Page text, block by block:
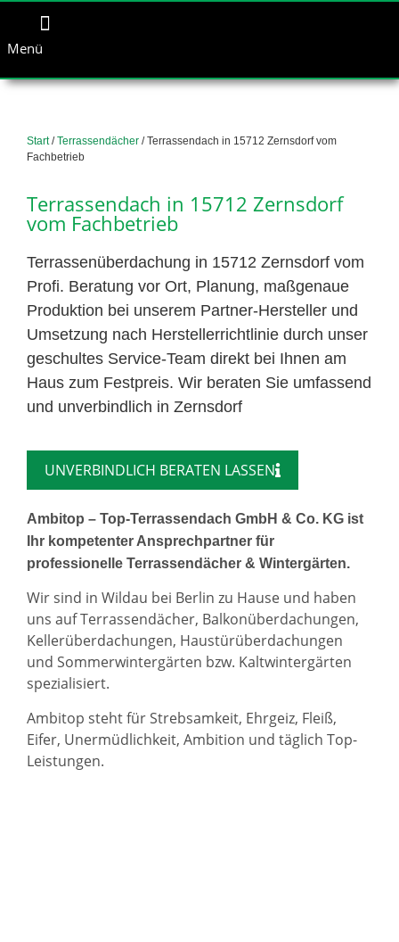
Menü
Start/Terrassendächer / Terrassendach in 15712 Zernsdorf vom
Fachbetrieb
Terrassendach in 15712 Zernsdorf
vom Fachbetrieb
Terrassenüberdachung in 15712 Zernsdorf vom
Profi. Beratung vor Ort, Planung, maßgenaue
Produktion bei unserem Partner-Hersteller und
Umsetzung nach Herstellerrichtlinie durch unser
geschultes Service-Team direkt bei Ihnen am
Haus zum Festpreis. Wir beraten Sie umfassend
und unverbindlich in Zernsdorf
UNVERBINDLICH BERATEN LASSEN
Ambitop – Top-Terrassendach GmbH & Co. KG ist
Ihr kompetenter Ansprechpartner für
professionelle Terrassendächer & Wintergärten.
Wir sind in Wildau bei Berlin zu Hause und haben
uns auf Terrassendächer, Balkonüberdachungen,
Kellerüberdachungen, Haustürüberdachungen
und Sommerwintergärten bzw. Kaltwintergärten
spezialisiert.
Ambitop steht für Strebsamkeit, Ehrgeiz, Fleiß,
Eifer, Unermüdlichkeit, Ambition und täglich Top-
Leistungen.